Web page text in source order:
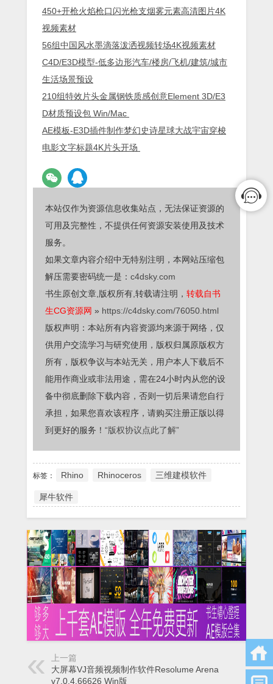
450+开枪火焰枪口闪光枪支烟雾元素高清图片4K
视频素材
56组中国风水墨滴落泼洒视频转场4K视频素材
C4D/E3D模型-低多边形汽车/楼房/飞机/建筑/城市
生活场景预设
210组特效片头金属钢铁质感创意Element 3D/E3
D材质预设包 Win/Mac
AE模板-E3D插件制作梦幻史诗星球大战宇宙穿梭
电影文字标题4K片头开场
本站仅作为资源信息收集站点，无法保证资源的
可用及完整性，不提供任何资源安装使用及技术
服务。
如果文章内容介绍中无特别注明，本网站压缩包
解压需要密码统一是： c4dsky.com
书生原创文章,版权所有,转载请注明， 转载自书
生CG资源网 » https://c4dsky.com/76050.html
版权声明：本站所有内容资源均来源于网络，仅
供用户交流学习与研究使用，版权归属原版权方
所有，版权争议与本站无关，用户本人下载后不
能用作商业或非法用途，需在24小时内从您的设
备中彻底删除下载内容，否则一切后果请您自行
承担，如果您喜欢该程序，请购买注册正版以得
到更好的服务！ “版权协议点此了解”
标签： Rhino Rhinoceros 三维建模软件
犀牛软件
上一篇
大屏幕VJ音频视频制作软件Resolume Arena
v7.0.4.66626 Win版